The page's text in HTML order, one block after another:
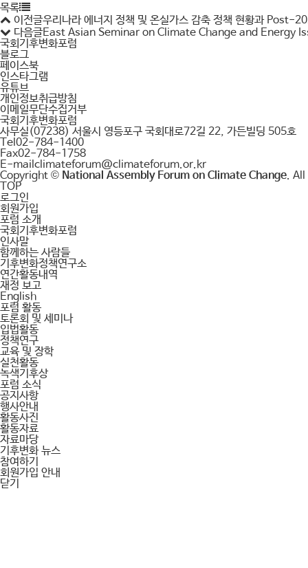
목록
이전글우리나라 에너지 정책 및 온실가스 감축 정책 현황과 Post-
다음글East Asian Seminar on Climate Change and Energy
국회기후변화포럼
블로그
페이스북
인스타그램
유튜브
개인정보취급방침
이메일무단수집거부
국회기후변화포럼
사무실(07238) 서울시 영등포구 국회대로72길 22, 가든빌딩 505호
Tel02-784-1400
Fax02-784-1758
E-mailclimateforum@climateforum.or.kr
Copyright © National Assembly Forum on Climate Change. All
TOP
로그인
회원가입
포럼 소개
국회기후변화포럼
인사말
함께하는 사람들
기후변화정책연구소
연간활동내역
재정 보고
English
포럼 활동
토론회 및 세미나
입법활동
정책연구
교육 및 장학
실천활동
녹색기후상
포럼 소식
공지사항
행사안내
활동사진
활동자료
자료마당
기후변화 뉴스
참여하기
회원가입 안내
닫기